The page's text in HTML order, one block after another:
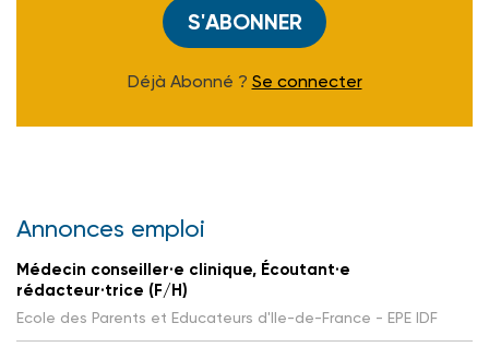
S'ABONNER
Déjà Abonné ? Se connecter
Annonces emploi
Médecin conseiller·e clinique, Écoutant·e
rédacteur·trice (F/H)
Ecole des Parents et Educateurs d'Ile-de-France - EPE IDF